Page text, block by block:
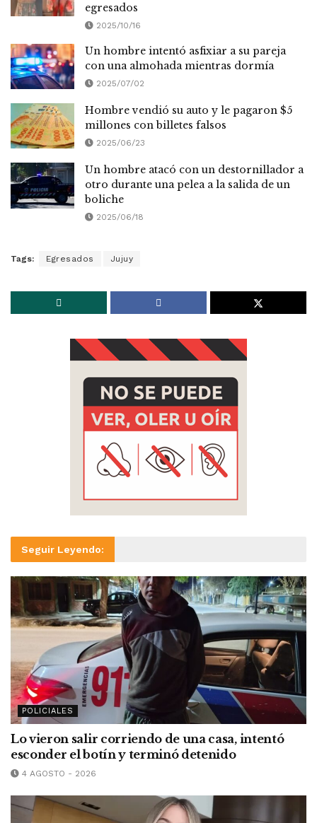
egresados
2025/10/16
Un hombre intentó asfixiar a su pareja
con una almohada mientras dormía
2025/07/02
Hombre vendió su auto y le pagaron $5
millones con billetes falsos
2025/06/23
Un hombre atacó con un destornillador a
otro durante una pelea a la salida de un
boliche
2025/06/18
Tags: Egresados Jujuy
Seguir Leyendo:
POLICIALES
Lo vieron salir corriendo de una casa, intentó
esconder el botín y terminó detenido
4 AGOSTO - 2026